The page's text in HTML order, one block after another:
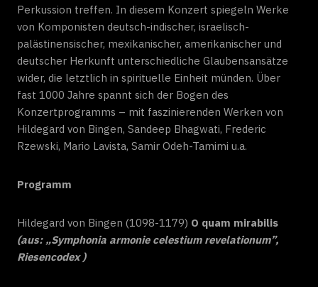
Perkussion treffen. In diesem Konzert spiegeln Werke
von Komponisten deutsch-indischer, israelisch-
palästinensischer, mexikanischer, amerikanischer und
deutscher Herkunft unterschiedliche Glaubensansätze
wider, die letztlich in spirituelle Einheit münden. Über
fast 1000 Jahre spannt sich der Bogen des
Konzertprogramms – mit faszinierenden Werken von
Hildegard von Bingen, Sandeep Bhagwati, Frederic
Rzewski, Mario Lavista, Samir Odeh-Tamimi u.a.
Programm
Hildegard von Bingen (1098-1179) O quam mirabilis
(aus: „Symphonia armonie celestium revelationum”,
Riesencodex )